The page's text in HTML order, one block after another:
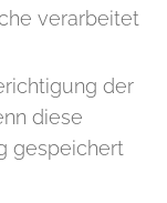
verarbeitet
der
diese
gespeichert